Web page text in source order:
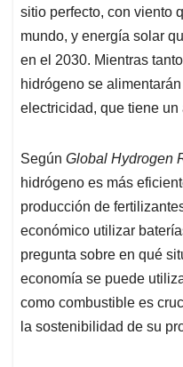
sitio perfecto, con viento
mundo, y energía solar
en el 2030. Mientras
hidrógeno se
electricidad, que tiene
Según Global Hydrogen
hidrógeno es más
producción de
económico utilizar
pregunta sobre en qué
economía se puede
como combustible es
la sostenibilidad de su